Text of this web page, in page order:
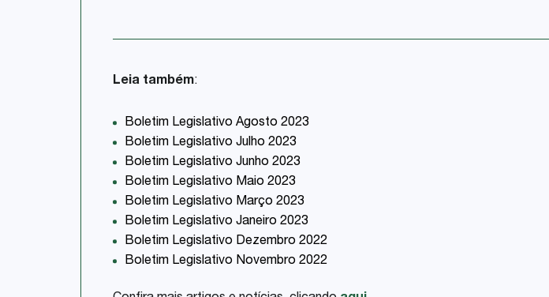
Leia também:
Boletim Legislativo Agosto 2023
Boletim Legislativo Julho 2023
Boletim Legislativo Junho 2023
Boletim Legislativo Maio 2023
Boletim Legislativo Março 2023
Boletim Legislativo Janeiro 2023
Boletim Legislativo Dezembro 2022
Boletim Legislativo Novembro 2022